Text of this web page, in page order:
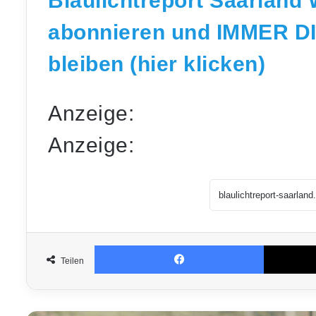
abonnieren und IMMER
bleiben (hier klicken)
Anzeige:
Anzeige:
Teilen
Facebook